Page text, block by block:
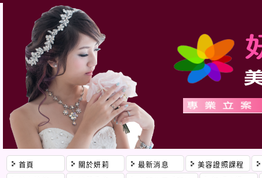
首頁 關於妍莉 最新消息 美容證照課程